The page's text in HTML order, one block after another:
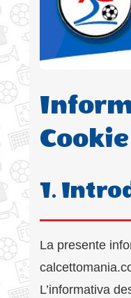
Cookie
1.
La presente
L’informativa